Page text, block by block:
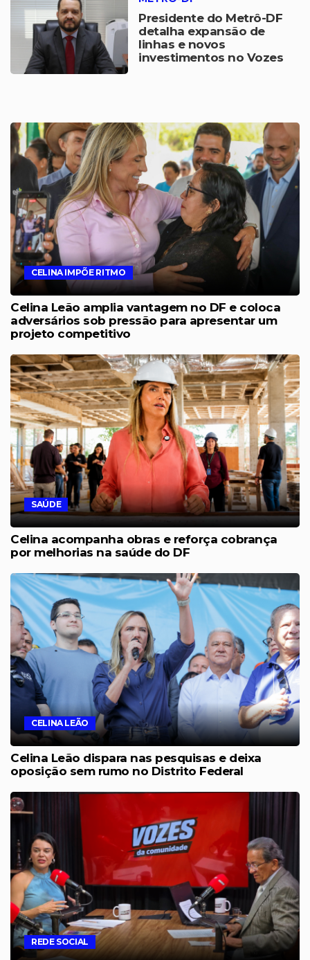
Presidente do Metrô-DF
detalha expansão de
linhas e novos
investimentos no Vozes
CELINA IMPÕE RITMO
Celina Leão amplia vantagem no DF e coloca
adversários sob pressão para apresentar um
projeto competitivo
SAÚDE
Celina acompanha obras e reforça cobrança
por melhorias na saúde do DF
CELINA LEÃO
Celina Leão dispara nas pesquisas e deixa
oposição sem rumo no Distrito Federal
REDE SOCIAL